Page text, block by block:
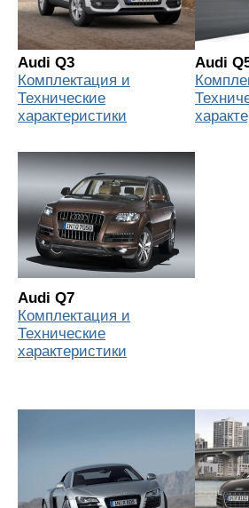
Audi Q3
Комплектация и
Технические
характеристики
Audi
Audi Q7
Комплектация и
Технические
характеристики